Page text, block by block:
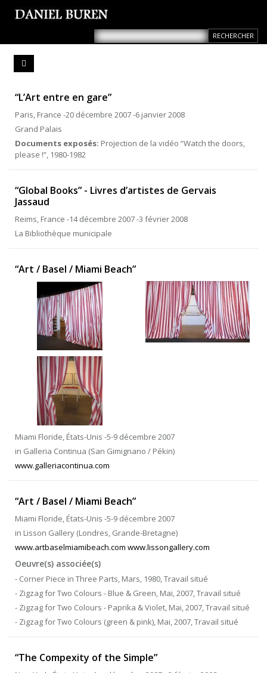
“L’Art entre en gare”
Paris, France -20 décembre 2007 -6 janvier 2008
Grand Palais
Documents exposés: Projection de la vidéo “Watch the doors,
please !”, 1980-1982
“Global Books” - Livres d’artistes de Gervais
Jassaud
Reims, France -14 décembre 2007 -3 février 2008
La Bibliothèque municipale
“Art / Basel / Miami Beach”
Miami Floride, États-Unis -5-9 décembre 2007
in Galleria Continua (San Gimignano / Pékin)
www.galleriacontinua.com
“Art / Basel / Miami Beach”
Miami Floride, États-Unis -5-9 décembre 2007
in Lisson Gallery (Londres, Grande-Bretagne)
www.artbaselmiamibeach.com www.lissongallery.com
Oeuvre(s) associée(s)
- Corner Piece in Three Parts, Mars, 1980, Travail situé
- Zigzag for Two Colours - Blue & Green, Mai, 2007, Travail situé
- Zigzag for Two Colours - Paprika & Violet, Mai, 2007, Travail situé
- Zigzag for Two Colours (green & pink), Mai, 2007, Travail situé
“The Compexity of the Simple”